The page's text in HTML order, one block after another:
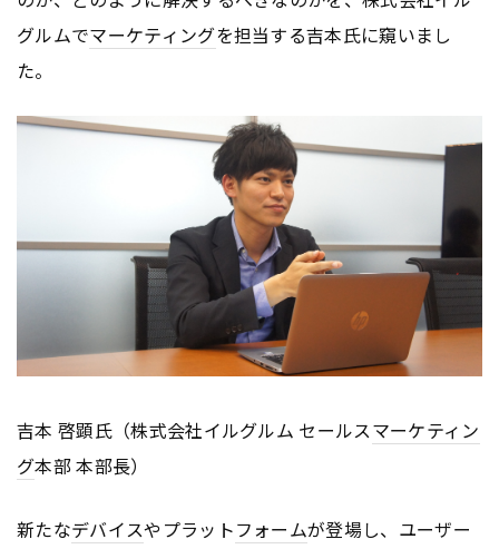
グルムでマーケティングを担当する吉本氏に窺いまし
た。
吉本 啓顕氏（株式会社イルグルム セールスマーケティン
グ本部 本部⻑）
新たなデバイスやプラットフォームが登場し、ユーザー